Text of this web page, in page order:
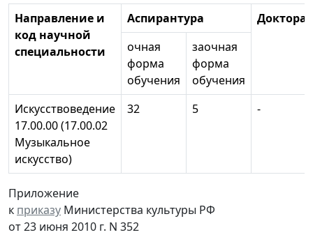
Направление и
код научной
специальности
Аспирантура
очная
форма
обучения
заочная
форма
обучения
Искусствоведение
17.00.00 (17.00.02
Музыкальное
искусство)
32 5 -
Приложение
к приказу Министерства культуры РФ
от 23 июня 2010 г. N 352